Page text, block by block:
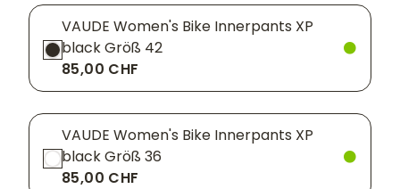
VAUDE Women's Bike Innerpants XP
black Größ 42
85,00 CHF
VAUDE Women's Bike Innerpants XP
black Größ 36
85,00 CHF